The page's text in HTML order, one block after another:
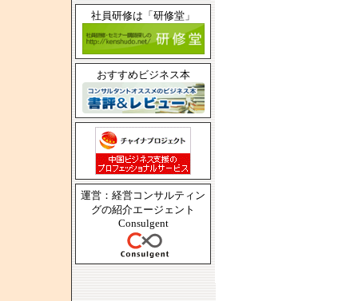
社員研修は「研修堂」
おすすめビジネス本
運営：経営コンサルティン
グの紹介エージェント
Consulgent